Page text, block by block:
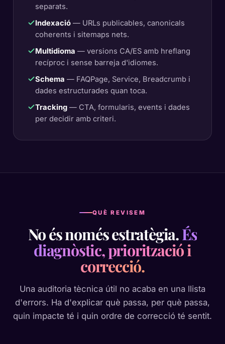
separats.
Indexació — URLs publicables, canonicals
coherents i sitemaps nets.
Multidioma — versions CA/ES amb hreflang
recíproc i sense barreja d'idiomes.
Schema — FAQPage, Service, Breadcrumb i
dades estructurades quan toca.
Tracking — CTA, formularis, events i dades
per decidir amb criteri.
QUÈ REVISEM
No és només estratègia.És
diagnòstic, priorització i
correcció.
Una auditoria tècnica útil no acaba en una llista
d'errors. Ha d'explicar què passa, per què passa,
quin impacte té i quin ordre de correcció té sentit.